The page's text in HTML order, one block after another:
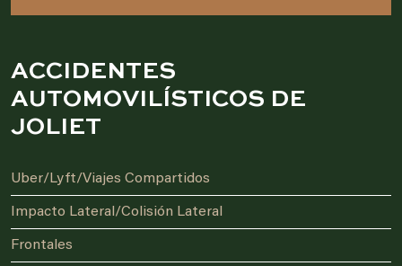
ACCIDENTES
AUTOMOVILÍSTICOS DE
JOLIET
Uber/Lyft/Viajes Compartidos
Impacto Lateral/Colisión Lateral
Frontales